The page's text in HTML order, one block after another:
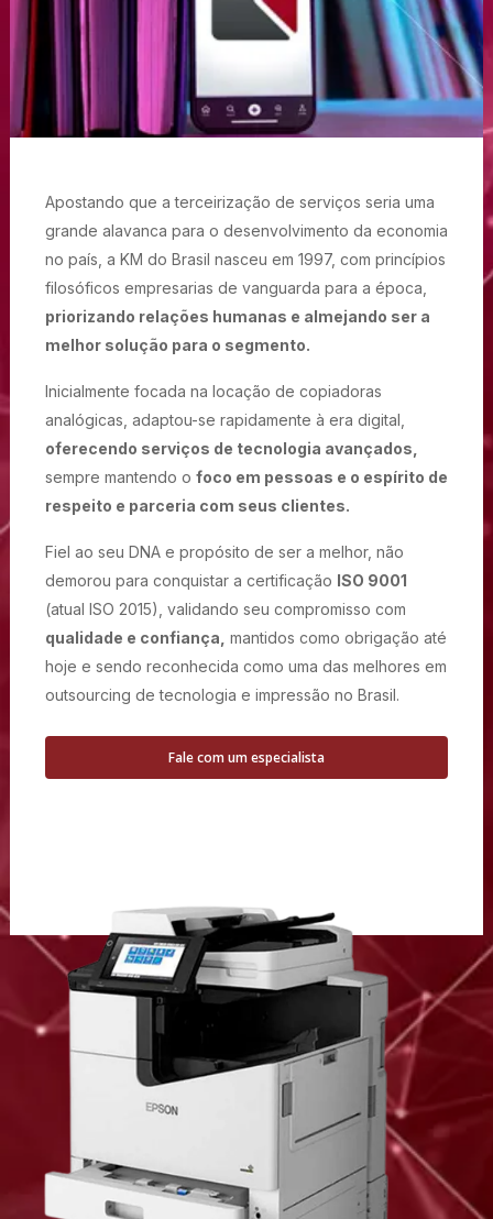
Apostando que a terceirização de serviços seria uma
grande alavanca para o desenvolvimento da economia
no país, a KM do Brasil nasceu em 1997, com princípios
filosóficos empresarias de vanguarda para a época,
priorizando relações humanas e almejando ser a
melhor solução para o segmento.
Inicialmente focada na locação de copiadoras
analógicas, adaptou-se rapidamente à era digital,
oferecendo serviços de tecnologia avançados,
sempre mantendo o foco em pessoas e o espírito de
respeito e parceria com seus clientes.
Fiel ao seu DNA e propósito de ser a melhor, não
demorou para conquistar a certificação ISO 9001
(atual ISO 2015), validando seu compromisso com
qualidade e confiança, mantidos como obrigação até
hoje e sendo reconhecida como uma das melhores em
outsourcing de tecnologia e impressão no Brasil.
Fale com um especialista